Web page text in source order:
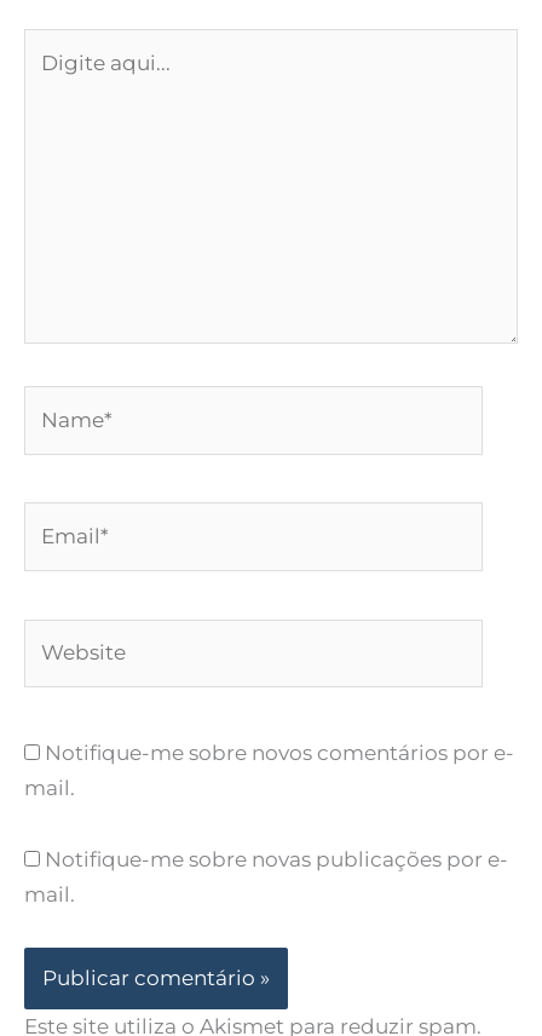
aqui...
Notifique-me sobre novos comentários por e-
mail.
Notifique-me sobre novas publicações por e-
mail.
Este site utiliza o Akismet para reduzir spam.